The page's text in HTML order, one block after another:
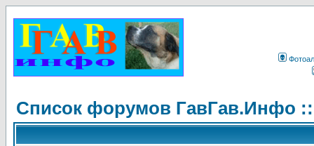
Список форумов ГавГав.Инфо